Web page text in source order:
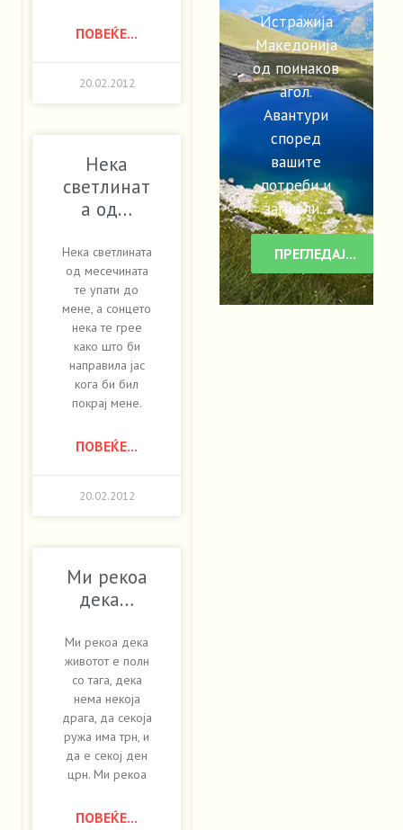
ПОВЕЌЕ...
20.02.2012
Нека
светлинат
а од…
Нека светлината
од месечината
те упати до
мене, а сонцето
нека те грее
како што би
направила јас
кога би бил
покрај мене.
ПОВЕЌЕ...
20.02.2012
Ми рекоа
дека…
Ми рекоа дека
животот е полн
со тага, дека
нема некоја
драга, да секоја
ружа има трн, и
да е секој ден
црн. Ми рекоа
ПОВЕЌЕ...
Истражија
Македонија
од поинаков
агол.
Авантури
според
вашите
потреби и
замисли...
ПРЕГЛЕДАЈ...